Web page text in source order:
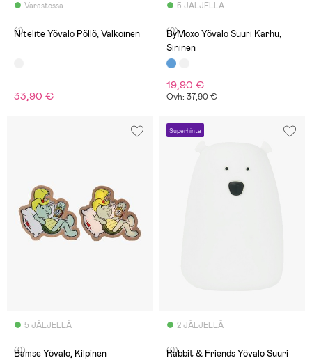
Varastossa
(1)
Nitelite Yövalo Pöllö, Valkoinen
33,90 €
5 JÄLJELLÄ
(0)
ByMoxo Yövalo Suuri Karhu,
Sininen
19,90 €
Ovh: 37,90 €
5 JÄLJELLÄ
(0)
Bamse Yövalo, Kilpinen
Superhinta
2 JÄLJELLÄ
(0)
Rabbit & Friends Yövalo Suuri